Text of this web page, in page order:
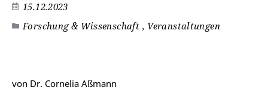
15.12.2023
Forschung & Wissenschaft , Veranstaltungen
von Dr. Cornelia Aßmann